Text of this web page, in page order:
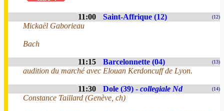
11:00 Saint-Affrique (12) (12)
Mickaël Gaborieau
Bach
11:15 Barcelonnette (04) (13)
audition du marché avec Elouan Kerdoncuff de Lyon.
11:30 Dole (39) - collegiale Nd (14)
Constance Taillard (Genève, ch)